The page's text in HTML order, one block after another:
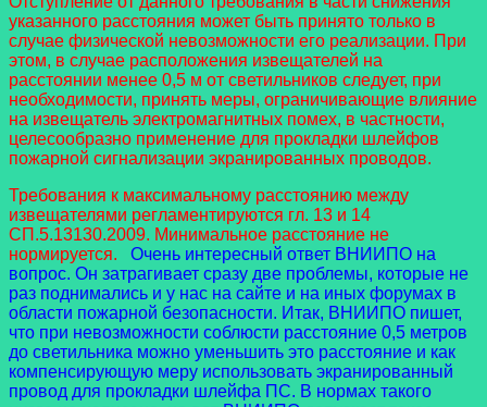
указанного расстояния может быть принято только в
случае физической невозможности его реализации. При
этом, в случае расположения извещателей на
расстоянии менее 0,5 м от светильников следует, при
необходимости, принять меры, ограничивающие влияние
на извещатель электромагнитных помех, в частности,
целесообразно применение для прокладки шлейфов
пожарной сигнализации экранированных проводов.
Требования к максимальному расстоянию между
извещателями регламентируются гл. 13 и 14
СП.5.13130.2009. Минимальное расстояние не
нормируется. Очень интересный ответ ВНИИПО на
вопрос. Он затрагивает сразу две проблемы, которые не
раз поднимались и у нас на сайте и на иных форумах в
области пожарной безопасности. Итак, ВНИИПО пишет,
что при невозможности соблюсти расстояние 0,5 метров
до светильника можно уменьшить это расстояние и как
компенсирующую меру использовать экранированный
провод для прокладки шлейфа ПС. В нормах такого